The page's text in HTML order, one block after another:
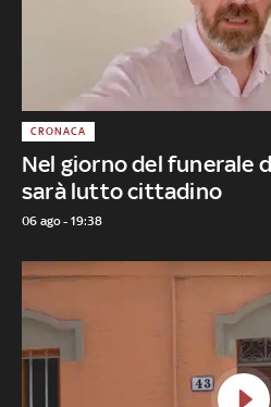
Nel giorno del funerale
sarà lutto cittadino
CRONACA
06 ago - 19:38